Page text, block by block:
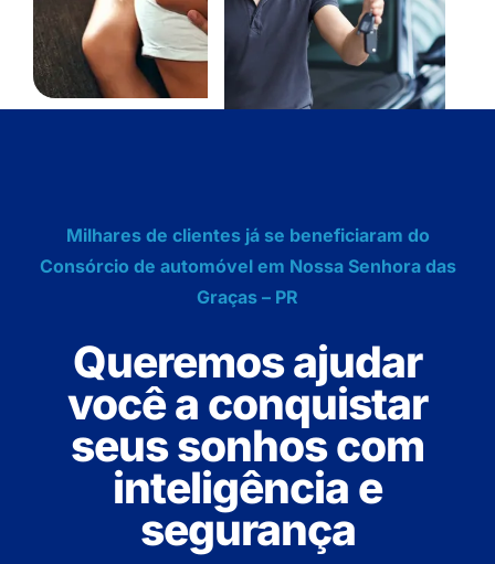
Milhares de clientes já se beneficiaram do
Consórcio de automóvel em Nossa Senhora das
Graças – PR
Queremos ajudar
você a conquistar
seus sonhos com
inteligência e
segurança